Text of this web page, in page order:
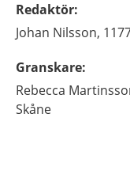
Redaktör:
Johan Nilsson,
Granskare:
Rebecca
Skåne